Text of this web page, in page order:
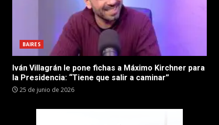
BAIRES
Iván Villagrán le pone fichas a Máximo Kirchner para
la Presidencia: “Tiene que salir a caminar”
25 de junio de 2026